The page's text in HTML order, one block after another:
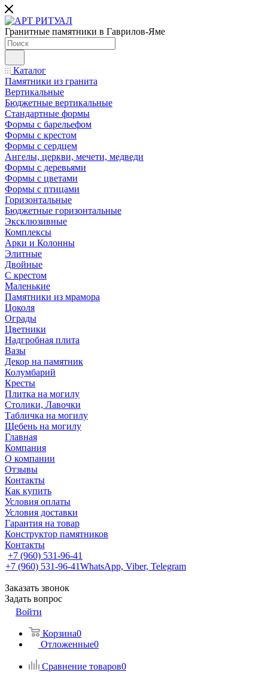
Гранитные памятники в Гаврилов-Яме
Каталог
Памятники из гранита
Вертикальные
Бюджетные вертикальные
Стандартные формы
Формы с барельефом
Формы с крестом
Формы с сердцем
Ангелы, церкви, мечети, медведи
Формы с деревьями
Формы с цветами
Формы с птицами
Горизонтальные
Бюджетные горизонтальные
Эксклюзивные
Комплексы
Арки и Колонны
Элитные
Двойные
С крестом
Маленькие
Памятники из мрамора
Цоколя
Ограды
Цветники
Надгробная плита
Вазы
Декор на памятник
Колумбарий
Кресты
Плитка на могилу
Столики, Лавочки
Табличка на могилу
Щебень на могилу
Главная
Компания
О компании
Отзывы
Контакты
Как купить
Условия оплаты
Условия доставки
Гарантия на товар
Конструктор памятников
Контакты
+7 (960) 531-96-41
+7 (960) 531-96-41WhatsApp, Viber, Telegram
Заказать звонок
Задать вопрос
Войти
Корзина0
Отложенные0
Сравнение товаров0